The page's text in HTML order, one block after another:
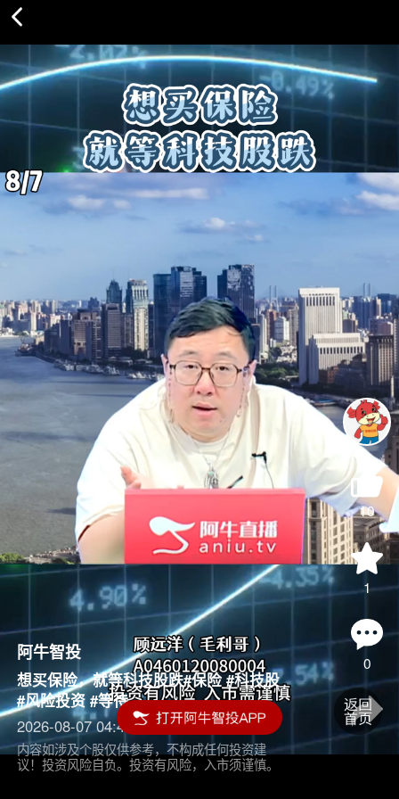
10
1
0
阿牛智投
想买保险，就等科技股跌#保险 #科技股
#风险投资 #等待
2026-08-07 04:45
内容如涉及个股仅供参考，不构成任何投资建
议！投资风险自负。投资有风险，入市须谨慎。